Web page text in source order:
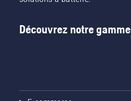
Découvrez notre gamme